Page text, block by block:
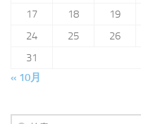
17
18 19
24
25 26
31
« 10月